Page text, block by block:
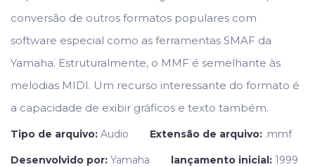
conversão de outros formatos populares com
software especial como as ferramentas SMAF da
Yamaha. Estruturalmente, o MMF é semelhante às
melodias MIDI. Um recurso interessante do formato é
a capacidade de exibir gráficos e texto também.
Tipo de arquivo: Audio Extensão de arquivo: .mmf
Desenvolvido por: Yamaha lançamento inicial: 1999